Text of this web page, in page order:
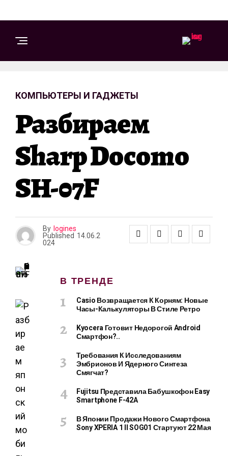
КОМПЬЮТЕРЫ И ГАДЖЕТЫ
Разбираем
Sharp Docomo
SH-07F
By logines
Published 14.06.2
024
В ТРЕНДЕ
Casio Возвращается К Корням: Новые
Часы-Калькуляторы В Стиле Ретро
Kyocera Готовит Недорогой Android
Смартфон?..
Требования К Исследованиям
Эмбрионов И Ядерного Синтеза
Смягчат?
Fujitsu Представила Бабушкофон Easy
Smartphone F-42A
В Японии Продажи Нового Смартфона
Sony XPERIA 1 II SOG01 Стартуют 22 Мая